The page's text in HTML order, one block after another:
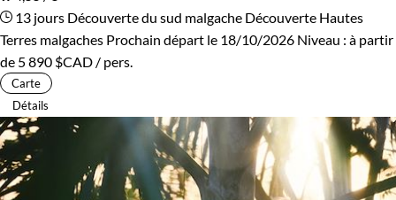
13 jours Découverte du sud malgache Découverte Hautes
Terres malgaches Prochain départ le 18/10/2026 Niveau : à partir
de 5 890 $CAD / pers.
Carte
Détails